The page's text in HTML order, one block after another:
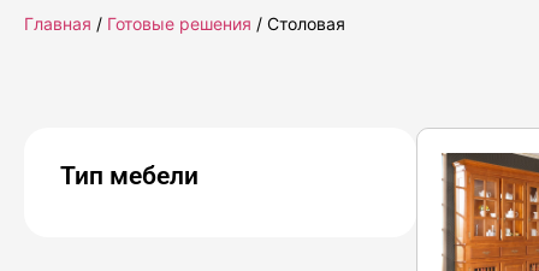
Главная / Готовые решения / Столовая
Тип мебели